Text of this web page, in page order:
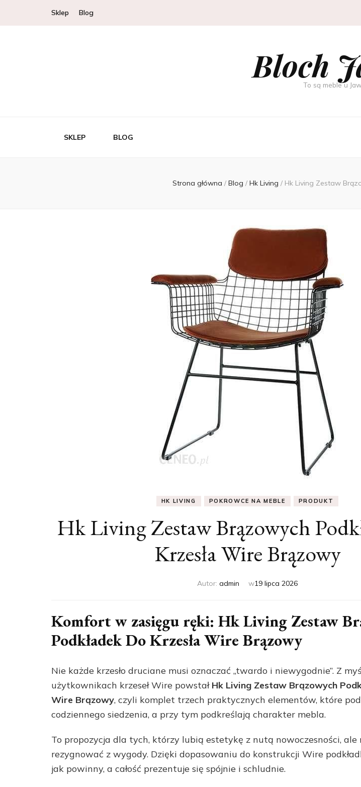
Sklep Blog
Bloch
To są meble u
SKLEP BLOG
Strona główna / Blog / Hk Living / Hk Living Zestaw
HK LIVING POKROWCE NA MEBLE PRODUKT
Hk Living Zestaw Brązowych
Krzesła Wire Brązowy
Autor: admin w19 lipca 2026
Komfort w zasięgu ręki: Hk Living Zestaw
Podkładek Do Krzesła Wire Brązowy
Nie każde krzesło druciane musi oznaczać „twardo i niewygodnie”. Z
użytkownikach krzeseł Wire powstał Hk Living Zestaw Brązowych
Wire Brązowy, czyli komplet trzech praktycznych elementów, które
codziennego siedzenia, a przy tym podkreślają charakter mebla.
To propozycja dla tych, którzy lubią estetykę z nutą nowoczesności, ale
rezygnować z wygody. Dzięki dopasowaniu do konstrukcji Wire
jak powinny, a całość prezentuje się spójnie i schludnie.